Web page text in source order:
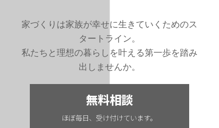
家づくりは家族が幸せに生きていくためのス
タートライン。
私たちと理想の暮らしを叶える第一歩を踏み
出しませんか。
無料相談
ほぼ毎日、受け付けています。